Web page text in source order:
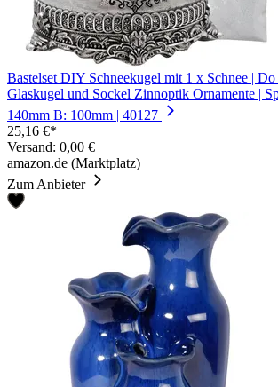
Bastelset DIY Schneekugel mit 1 x Schnee |
Glaskugel und Sockel Zinnoptik Ornamente |
140mm B: 100mm | 40127
25,16 €*
Versand: 0,00 €
amazon.de (Marktplatz)
Zum Anbieter